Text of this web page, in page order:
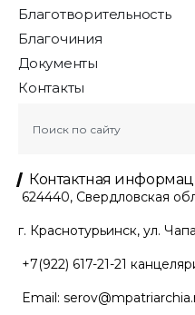
Благотворительность
Благочиния
Документы
Контакты
Контактная
624440, Свердловская
г. Краснотурьинск, ул.
+7(922) 617-21-21
Email: